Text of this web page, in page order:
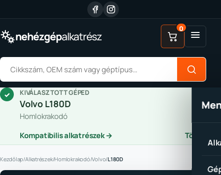
nehézgépalkatrész
Alkatrész keresése
0Menü
✓ KIVÁLASZTOTT GÉPED
Volvo L180D
Homlokrakodó
Kompatibilis alkatrészek →
Törlés
Kezdőlap/Alkatrészek/Homlokrakodó/Volvo/L180D